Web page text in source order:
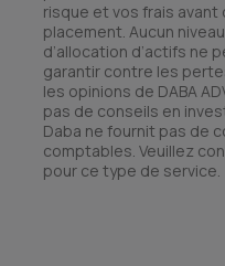
risque et vos frais
placement. Aucun
d’allocation d’actifs ne
garantir contre les
les opinions de DABA
pas de conseils en
Daba ne fournit pas de
comptables. Veuillez
pour ce type de service.